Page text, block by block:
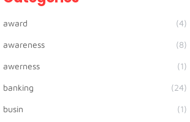
award (4)
awareness (8)
awerness (1)
banking (24)
busin (1)